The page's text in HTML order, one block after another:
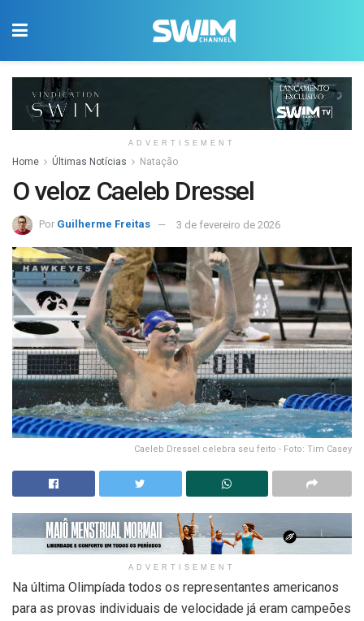
ADVERTISEMENT
Home Últimas Notícias Natação
O veloz Caeleb Dressel
Por Guilherme Freitas 3 de fevereiro de 2026
Caeleb Dressel celebra seu feito - Foto: Tim Casey
ADVERTISEMENT
Na última Olimpíada todos os representantes americanos
para as provas individuais de velocidade já eram campeões